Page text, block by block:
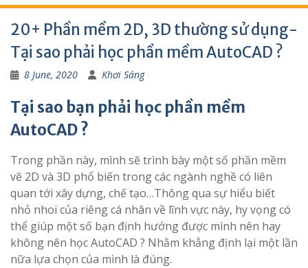
20+ Phần mềm 2D, 3D thường sử dụng-
Tại sao phải học phần mềm AutoCAD ?
8 June, 2020 Khơi Sáng
Tại sao bạn phải học phần mềm
AutoCAD ?
Trong phần này, mình sẽ trình bày một số phần mềm
vẽ 2D và 3D phổ biến trong các ngành nghề có liên
quan tới xây dựng, chế tạo…Thông qua sự hiểu biết
nhỏ nhoi của riêng cá nhân về lĩnh vực này, hy vọng có
thể giúp một số bạn định hướng được mình nên hay
không nên học AutoCAD ? Nhằm khẳng định lại một lần
nữa lựa chọn của mình là đúng.